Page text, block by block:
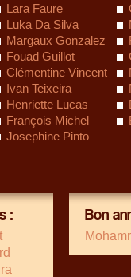
Lara Faure
Luka Da Silva
Margaux Gonzalez
Fouad Guillot
Clémentine Vincent
Ivan Teixeira
Henriette Lucas
François Michel
Josephine Pinto
: Bon